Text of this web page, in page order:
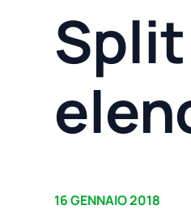
16 GENNAIO 2018